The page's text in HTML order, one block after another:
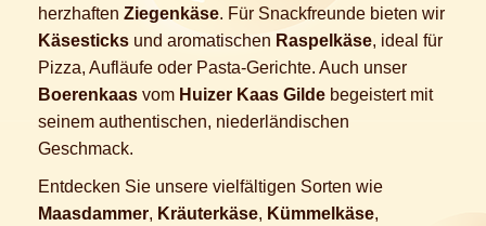
herzhaften Ziegenkäse. Für Snackfreunde bieten wir
Käsesticks und aromatischen Raspelkäse, ideal für
Pizza, Aufläufe oder Pasta-Gerichte. Auch unser
Boerenkaas vom Huizer Kaas Gilde begeistert mit
seinem authentischen, niederländischen
Geschmack.
Entdecken Sie unsere vielfältigen Sorten wie
Maasdammer, Kräuterkäse, Kümmelkäse,